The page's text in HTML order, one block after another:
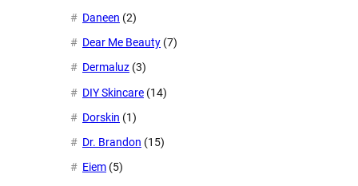
Daneen (2)
Dear Me Beauty (7)
Dermaluz (3)
DIY Skincare (14)
Dorskin (1)
Dr. Brandon (15)
Eiem (5)